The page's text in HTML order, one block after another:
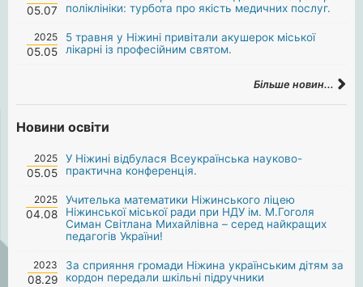
05.07
поліклініки: турбота про якість медичних послуг.
2025
05.05
5 травня у Ніжині привітали акушерок міської
лікарні із професійним святом.
Більше новин...
Новини освіти
2025
05.05
У Ніжині відбулася Всеукраїнська науково-
практична конференція.
2025
04.08
Учителька математики Ніжинського ліцею
Ніжинської міської ради при НДУ ім. М.Гоголя
Симан Світлана Михайлівна – серед найкращих
педагогів України!
2023
08.29
За сприяння громади Ніжина українським дітям за
кордон передали шкільні підручники